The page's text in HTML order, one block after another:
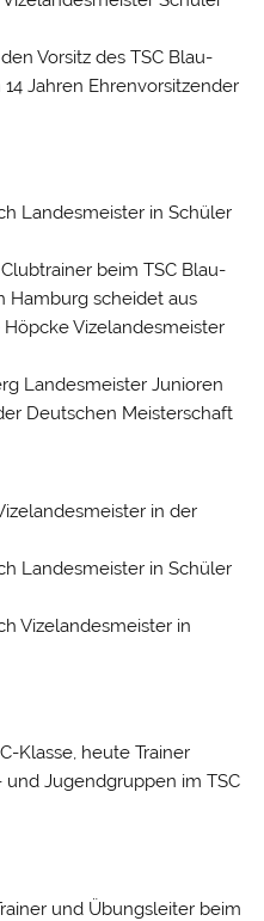
Vorsitz des TSC Blau-
Jahren Ehrenvorsitzender
Landesmeister in Schüler
beim TSC Blau-
Hamburg scheidet aus
Vizelandesmeister
Landesmeister Junioren
Deutschen Meisterschaft
in der
Landesmeister in Schüler
Vizelandesmeister in
Klasse, heute Trainer
Jugendgruppen im TSC
und Übungsleiter beim